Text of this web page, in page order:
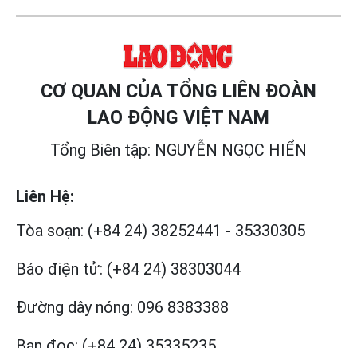
CƠ QUAN CỦA TỔNG LIÊN ĐOÀN
LAO ĐỘNG VIỆT NAM
Tổng Biên tập: NGUYỄN NGỌC HIỂN
Liên Hệ:
Tòa soạn: (+84 24) 38252441 - 35330305
Báo điện tử: (+84 24) 38303044
Đường dây nóng: 096 8383388